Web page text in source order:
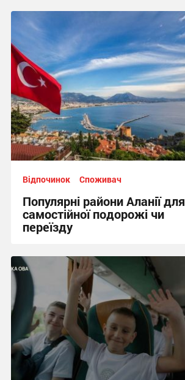
Відпочинок Споживач
Популярні райони Аланії для
самостійної подорожі чи
переїзду
10:52, 17.07.2026